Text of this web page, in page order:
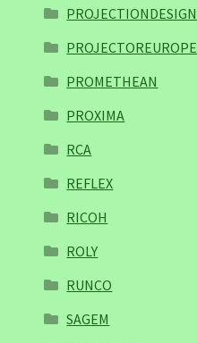
PROJECTIONDESIGN
PROJECTOREUROPE
PROMETHEAN
PROXIMA
RCA
REFLEX
RICOH
ROLY
RUNCO
SAGEM